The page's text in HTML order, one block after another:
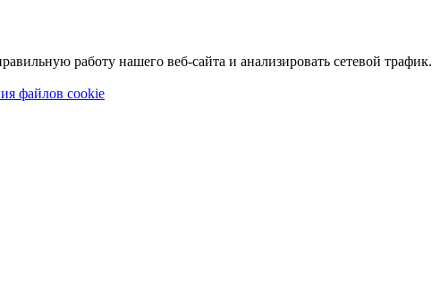
работу нашего веб-сайта и анализировать сетевой трафик.
файлов cookie